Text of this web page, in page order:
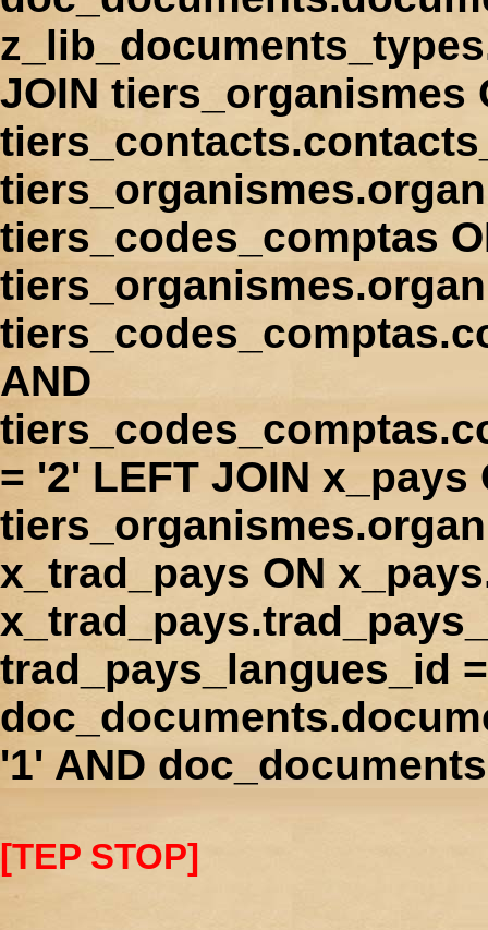
JOIN tiers_organismes
tiers_codes_comptas
AND
= '2' LEFT JOIN
x_trad_pays ON
trad_pays_langues_id
'1' AND
[TEP STOP]